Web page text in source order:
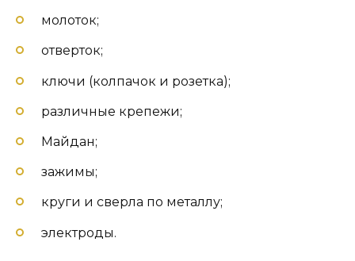
молоток;
отверток;
ключи (колпачок и розетка);
различные крепежи;
Майдан;
зажимы;
круги и сверла по металлу;
электроды.